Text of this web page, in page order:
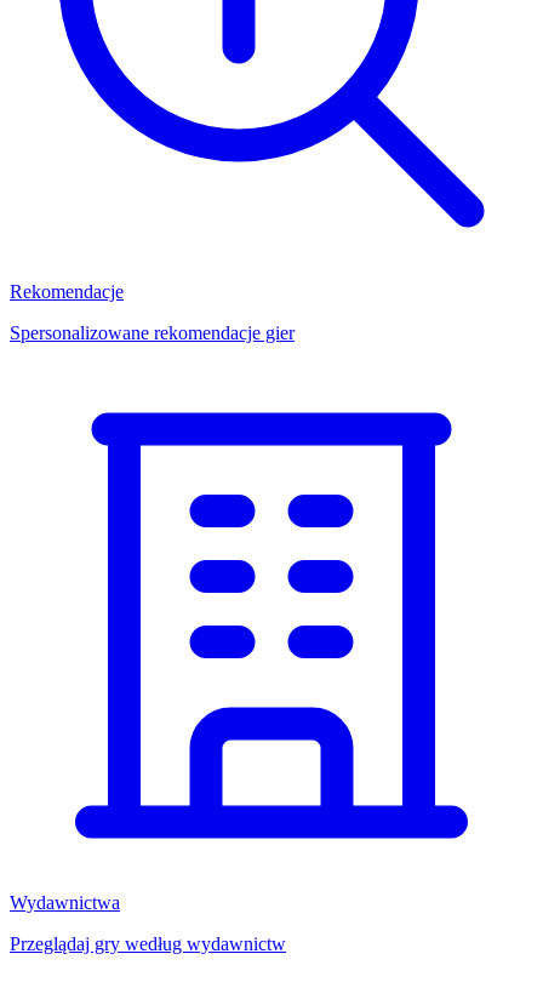
Rekomendacje
Spersonalizowane rekomendacje gier
Wydawnictwa
Przeglądaj gry według wydawnictw